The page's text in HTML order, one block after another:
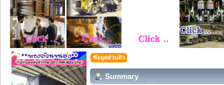
ข้อมูลส่วนตัว
Summary